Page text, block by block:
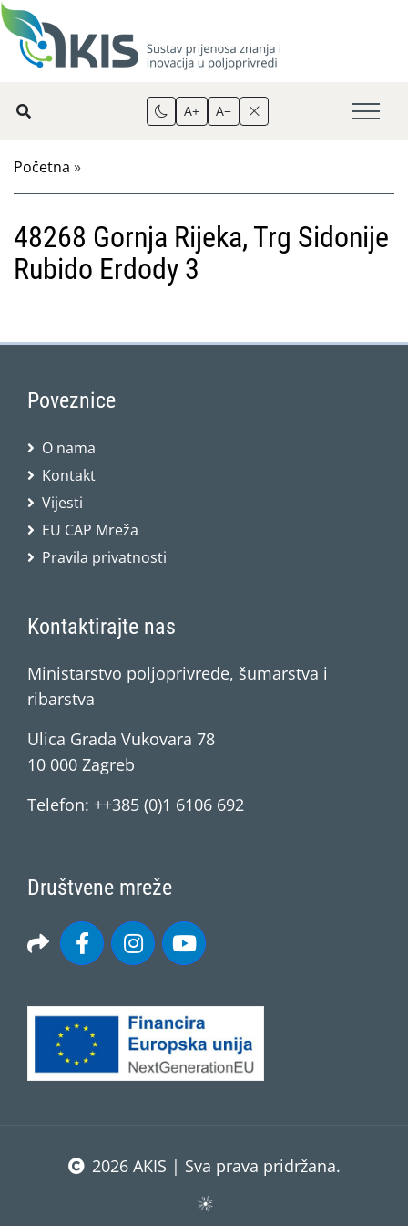
A+ A−
Početna »
48268 Gornja Rijeka, Trg Sidonije
Rubido Erdody 3
Poveznice
O nama
Kontakt
Vijesti
EU CAP Mreža
Pravila privatnosti
Kontaktirajte nas
Ministarstvo poljoprivrede, šumarstva i
ribarstva
Ulica Grada Vukovara 78
10 000 Zagreb
Telefon: ++385 (0)1 6106 692
Društvene mreže
2026 AKIS | Sva prava pridržana.